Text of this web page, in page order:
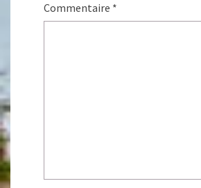
Commentaire *